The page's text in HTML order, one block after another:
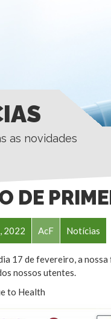
as novidades
DE
2022 AcF Notícias
17 de fevereiro, a
nossos utentes.
to Health